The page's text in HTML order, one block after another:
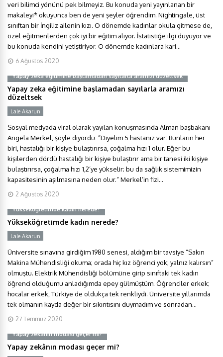
veri bilimci yönünü pek bilmeyiz. Bu konuda yeni yayınlanan bir
makaleyi* okuyunca ben de yeni şeyler öğrendim. Nightingale, üst
sınıftan bir İngiliz ailenin kızı. O dönemde kadınlar okula gitmese de,
özel eğitmenlerden çok iyi bir eğitim alıyor. İstatistiğe ilgi duyuyor ve
bu konuda kendini yetiştiriyor. O dönemde kadınlara kari...
6 Ağustos 2020
Yapay zeka eğitimine başlamadan sayılarla aramızı düzeltsek
Yapay zeka eğitimine başlamadan sayılarla aramızı
düzeltsek
Lale Akarun
Sosyal medyada viral olarak yayılan konuşmasında Alman başbakanı
Angela Merkel, şöyle diyordu: “Diyelim 5 hastanız var: Bunların her
biri, hastalığı bir kişiye bulaştırırsa, çoğalma hızı 1 olur. Eğer bu
kişilerden dördü hastalığı bir kişiye bulaştırır ama bir tanesi iki kişiye
bulaştırırsa, çoğalma hızı 1,2’ye yükselir; bu da sağlık sistemimizin
kapasitesinin aşılmasına neden olur.” Merkel’in fizi...
2 Ağustos 2020
Yükseköğretimde kadın nerede?
Yükseköğretimde kadın nerede?
Lale Akarun
Üniversite sınavına girdiğim 1980 senesi, aldığım bir tavsiye “Sakın
Makina Mühendisliği okuma; orada hiç kız öğrenci yok; yalnız kalırsın”
olmuştu. Elektrik Mühendisliği bölümüne girip sınıftaki tek kadın
öğrenci olduğumu anladığımda epey gülmüştüm. Öğrenciler erkek;
hocalar erkek, Türkiye de oldukça tek renkliydi. Üniversite yıllarımda
tek olmanın kayda değer bir sıkıntısını duymadım ve sonradan...
27 Temmuz 2020
Yapay zekânın modası geçer mi?
Yapay zekânın modası geçer mi?